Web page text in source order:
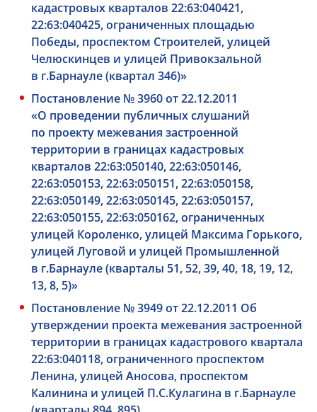
кадастровых кварталов 22:63:040421,
22:63:040425, ограниченных площадью
Победы, проспектом Строителей, улицей
Челюскинцев и улицей Привокзальной
в г.Барнауле (квартал 346)»
Постановление № 3960 от 22.12.2011
«О проведении публичных слушаний
по проекту межевания застроенной
территории в границах кадастровых
кварталов 22:63:050140, 22:63:050146,
22:63:050153, 22:63:050151, 22:63:050158,
22:63:050149, 22:63:050145, 22:63:050157,
22:63:050155, 22:63:050162, ограниченных
улицей Короленко, улицей Максима Горького,
улицей Луговой и улицей Промышленной
в г.Барнауле (кварталы 51, 52, 39, 40, 18, 19, 12,
13, 8, 5)»
Постановление № 3949 от 22.12.2011 Об
утверждении проекта межевания застроенной
территории в границах кадастрового квартала
22:63:040118, ограниченного проспектом
Ленина, улицей Аносова, проспектом
Калинина и улицей П.С.Кулагина в г.Барнауле